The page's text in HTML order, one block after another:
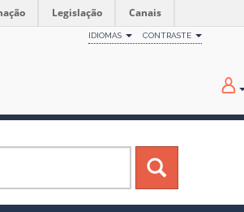
Legislação Canais
IDIOMAS CONTRASTE